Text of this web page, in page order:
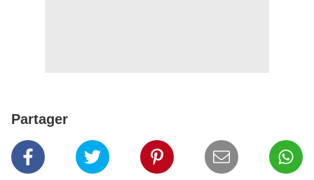
Partager